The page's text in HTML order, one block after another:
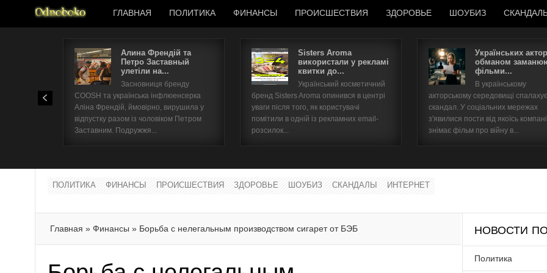
ГЛАВНАЯ ПОЛИТИКА ФИНАНСЫ ПРОИСШЕСТВИЯ ЗДОРОВЬЕ ШОУБИЗ
Алина Френдій та
Петро Заставный
улетіли на...
Засновниця бренду
COOSH та українська інфлюенсерка
Аліна Френдій, ймовірно, вирушила у
відпустку разом із чоловіком Петром
Заставним. Подружжя...
Sisters Aroma
використали у рекламі
квитки до...
Український косметичний
бренд Sisters Aroma опинився в центрі
уваги після того, як користувачі
помітили в одній із рекламних email-
розсилок...
Українських
обманом
фільми...
В українському
акторському середовищі спалахує
скандал. У соціальних мережах
з'явилися пости від якоїсь
знімає фільм про війну в...
ПОЛИТИКА ФИНАНСЫ ПРОИСШЕСТВИЯ ЗДОРОВЬЕ ШОУБИЗ СКАНДАЛЫ ИНТЕРНЕТ
Главная » Финансы » Борьба с нелегальным производством сигарет от БЭБ НОВОСТИ
Политика
Имя пользователя
Забыли имя пользователя?